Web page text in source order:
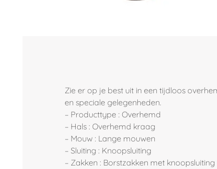
Zie er op je best uit in een tijdloos
en speciale gelegenheden.
– Producttype : Overhemd
– Hals : Overhemd kraag
– Mouw : Lange mouwen
– Sluiting : Knoopsluiting
– Zakken : Borstzakken met knoopsluiting